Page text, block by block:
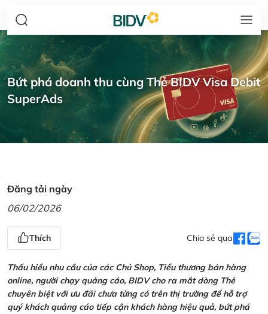
Bứt phá doanh thu cùng Thẻ BIDV Visa Debit
SuperAds
Đăng tải ngày
06/02/2026
Thích Chia sẻ qua
Thấu hiểu nhu cầu của các Chủ Shop, Tiểu thương bán hàng
online, người chạy quảng cáo, BIDV cho ra mắt dòng Thẻ
chuyên biệt với ưu đãi chưa từng có trên thị trường để hỗ trợ
quý khách quảng cáo tiếp cận khách hàng hiệu quả, bứt phá